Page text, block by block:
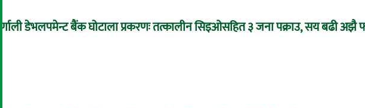
कर्णाली डेभलपमेन्ट बैंक घोटाला प्रकरणः तत्कालीन सिइओसहित ३ जना पक्राउ, सय बढी अझै